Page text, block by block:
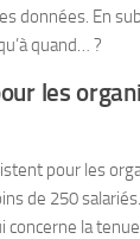
données. En
quand… ?
les
pour les
de 250
concerne la